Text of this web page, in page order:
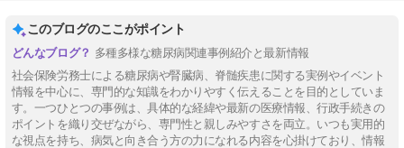
このブログのここがポイント
多種多様な糖尿病関連事例紹介と最新情報
社会保険労務士による糖尿病や腎臓病、脊髄疾患に関する実例やイベント
情報を中心に、専門的な知識をわかりやすく伝えることを目的としていま
す。一つひとつの事例は、具体的な経緯や最新の医療情報、行政手続きの
ポイントを織り交ぜながら、専門性と親しみやすさを両立。いつも実用的
な視点を持ち、病気と向き合う方の力になれる内容を心掛けており、情報